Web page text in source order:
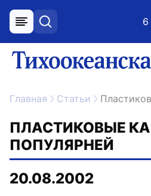
меню поиск 6
Главная Статьи
ПЛАСТИКОВЫЕ
ПОПУЛЯРНЕЙ
20.08.2002